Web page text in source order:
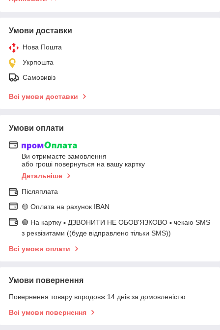
Умови доставки
Нова Пошта
Укрпошта
Самовивіз
Всі умови доставки
Умови оплати
Ви отримаєте замовлення
або гроші повернуться на вашу картку
Детальніше
Післяплата
🟡 Оплата на рахунок IBAN
🟢 На картку ▪️ ДЗВОНИТИ НЕ ОБОВ'ЯЗКОВО ▪️ чекаю SMS
з реквізитами ((буде відправлено тільки SMS))
Всі умови оплати
Умови повернення
Повернення товару впродовж 14 днів за домовленістю
Всі умови повернення